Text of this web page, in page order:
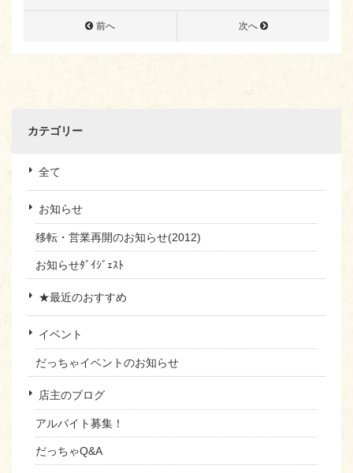
前へ 次へ
カテゴリー
全て
お知らせ
移転・営業再開のお知らせ(2012)
お知らせﾀﾞｲｼﾞｪｽﾄ
★最近のおすすめ
イベント
だっちゃイベントのお知らせ
店主のブログ
アルバイト募集！
だっちゃQ&A